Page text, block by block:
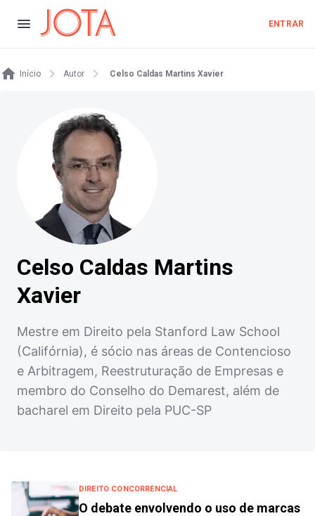
ENTRAR
Início Autor Celso Caldas Martins Xavier
Celso Caldas Martins
Xavier
Mestre em Direito pela Stanford Law School
(Califórnia), é sócio nas áreas de Contencioso
e Arbitragem, Reestruturação de Empresas e
membro do Conselho do Demarest, além de
bacharel em Direito pela PUC-SP
DIREITO CONCORRENCIAL
O debate envolvendo o uso de marcas